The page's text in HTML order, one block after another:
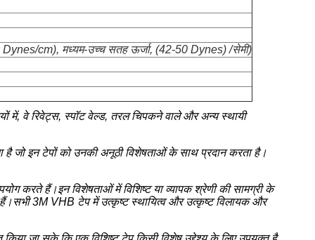
cm), मध्यम-उच्च सतह ऊर्जा, (42-50 Dynes) /सेमी)
में, वे रिवेट्स, स्पॉट वेल्ड, तरल चिपकने वाले और अन्य स्थायी
जो इन टेपों को उनकी अनूठी विशेषताओं के साथ प्रदान करता है।
करते हैं।इन विशेषताओं में विशिष्ट या व्यापक श्रेणी की सामग्री के
3M VHB टेप में उत्कृष्ट स्थायित्व और उत्कृष्ट विलायक और